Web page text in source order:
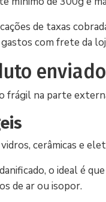
de taxas
com frete da
enviado
cerâmicas e
o ideal é
de ar ou isopor.